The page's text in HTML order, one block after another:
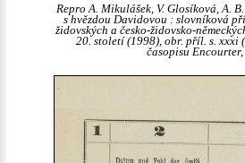
Repro A. Mikulášek, V. Glosíková, A.
s hvězdou Davidovou : slovníková
židovských a česko-židovsko-
20. století (1998), obr. příl. s. xxxi
časopisu